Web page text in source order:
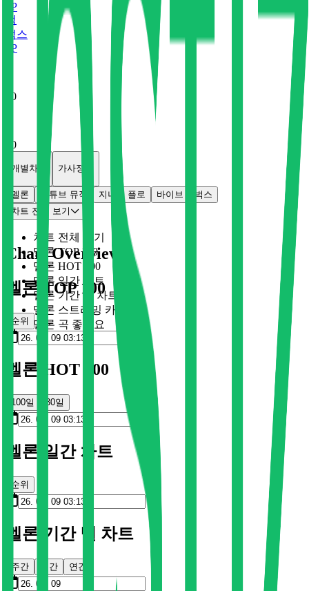
P
벅
벅스
P
0
0
개별차트 가사정보
멜론 유튜브 뮤직 지니 플로 바이브
벅스
차트 전체 보기
차트 전체 보기
멜론 TOP 100
멜론 HOT 100
멜론 일간 차트
멜론 기간 별 차트
멜론 스트리밍 카드
멜론 곡 좋아요
Chart Overview
멜론 TOP 100
순위
멜론 HOT 100
100일 30일
멜론 일간 차트
순위
멜론 기간 별 차트
주간 월간 연간